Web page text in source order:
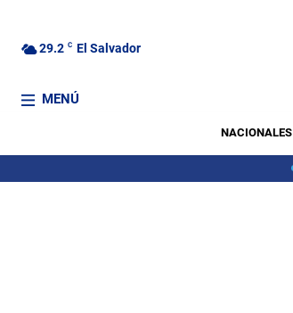
29.2 C El Salvador
MENÚ
NACIONALES